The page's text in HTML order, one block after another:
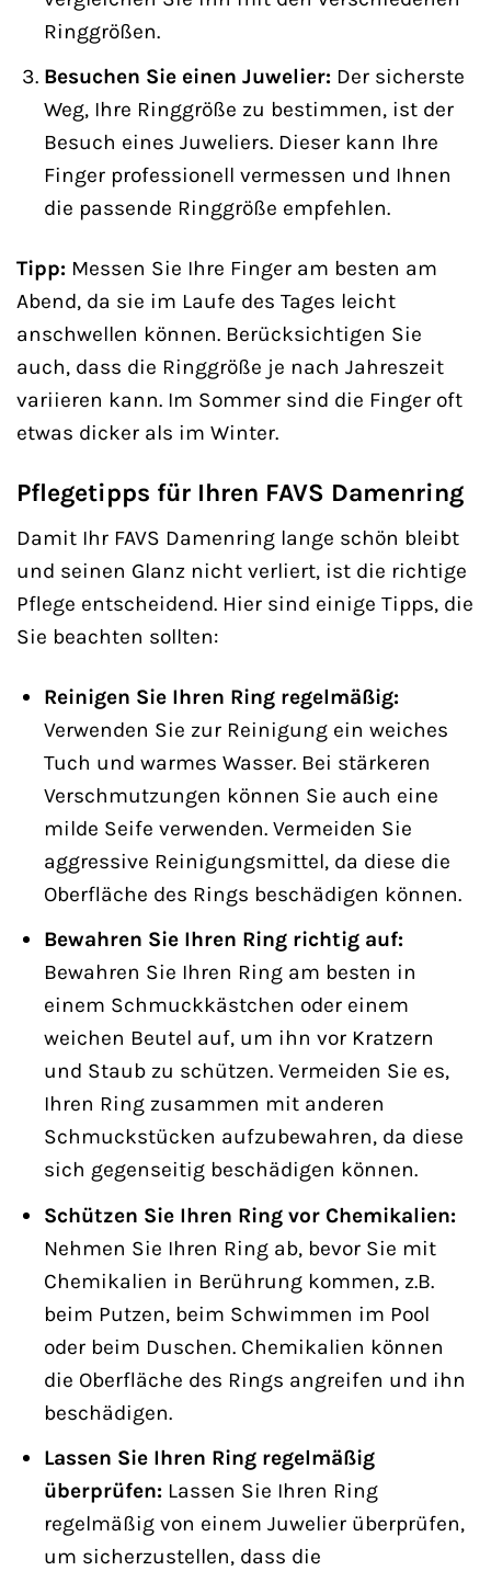
Ringgrößen.
Besuchen Sie einen Juwelier:Der sicherste
Weg, Ihre Ringgröße zu bestimmen, ist der
Besuch eines Juweliers. Dieser kann Ihre
Finger professionell vermessen und Ihnen
die passende Ringgröße empfehlen.
Tipp: Messen Sie Ihre Finger am besten am
Abend, da sie im Laufe des Tages leicht
anschwellen können. Berücksichtigen Sie
auch, dass die Ringgröße je nach Jahreszeit
variieren kann. Im Sommer sind die Finger oft
etwas dicker als im Winter.
Pflegetipps für Ihren FAVS Damenring
Damit Ihr FAVS Damenring lange schön bleibt
und seinen Glanz nicht verliert, ist die richtige
Pflege entscheidend. Hier sind einige Tipps, die
Sie beachten sollten:
Reinigen Sie Ihren Ring regelmäßig:
Verwenden Sie zur Reinigung ein weiches
Tuch und warmes Wasser. Bei stärkeren
Verschmutzungen können Sie auch eine
milde Seife verwenden. Vermeiden Sie
aggressive Reinigungsmittel, da diese die
Oberfläche des Rings beschädigen können.
Bewahren Sie Ihren Ring richtig auf:
Bewahren Sie Ihren Ring am besten in
einem Schmuckkästchen oder einem
weichen Beutel auf, um ihn vor Kratzern
und Staub zu schützen. Vermeiden Sie es,
Ihren Ring zusammen mit anderen
Schmuckstücken aufzubewahren, da diese
sich gegenseitig beschädigen können.
Schützen Sie Ihren Ring vor Chemikalien:
Nehmen Sie Ihren Ring ab, bevor Sie mit
Chemikalien in Berührung kommen, z.B.
beim Putzen, beim Schwimmen im Pool
oder beim Duschen. Chemikalien können
die Oberfläche des Rings angreifen und ihn
beschädigen.
Lassen Sie Ihren Ring regelmäßig
überprüfen:Lassen Sie Ihren Ring
regelmäßig von einem Juwelier überprüfen,
um sicherzustellen, dass die